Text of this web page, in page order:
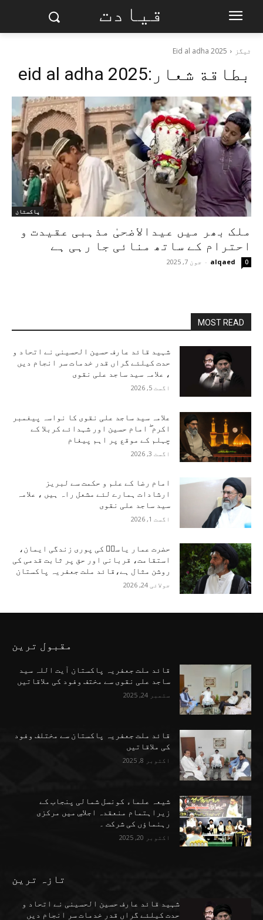
قیادت
ٹیگز Eid al adha 2025
بطاقة شعار:eid al adha 2025
پاکستان
ملک بھر میں عیدالاضحیٰ مذہبی عقیدت و
احترام کے ساتھ منائی جا رہی ہے
alqaed
- جون 7, 2025 0
MOST READ
شہید قائد عارف حسین الحسینی نے اتحاد و
حدت کیلئے گراں قدر خدمات سر انجام دیں
، علامہ سید ساجد علی نقوی
اگست 5, 2026
علامہ سید ساجد علی نقوی کا نواسہ پیغمبر
اکرم ۖ امام حسین اور شہدائے کربلا کے
چہلم کے موقع پر اہم پیغام
اگست 3, 2026
امام رضا کے علم و حکمت سے لبریز
ارشادات ہمارے لئے مشعل راہ ہیں ، علامہ
سید ساجد علی نقوی
اگست 1, 2026
حضرت عمار یاسرؑ کی پوری زندگی ایمان،
استقامت، قربانی اور حق پر ثابت قدمی کی
روشن مثال ہے،قائد ملت جعفریہ پاکستان
جولائی 24, 2026
مقبول ترین
قائد ملت جعفریہ پاکستان آیت اللہ سید
ساجد علی نقوی سے مختف وفود کی ملاقاتیں
ستمبر 24, 2025
قائد ملت جعفریہ پاکستان سے مختلف وفود
کی ملاقاتیں
اکتوبر 8, 2025
شیعہ علماء کونسل شمالی پنجاب کے
زیراہتمام منعقدہ اجلاسِ میں مرکزی
رہنماؤں کی شرکت ۔
اکتوبر 20, 2025
تازہ ترین
شہید قائد عارف حسین الحسینی نے اتحاد و
حدت کیلئے گراں قدر خدمات سر انجام دیں